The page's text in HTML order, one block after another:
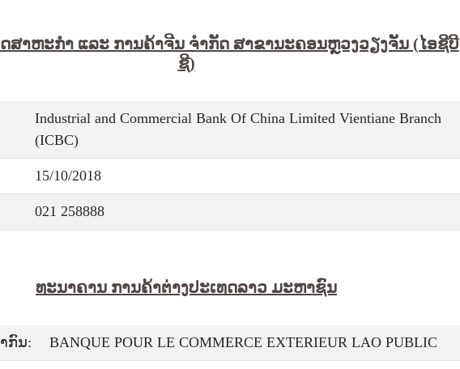
ສາຫະກຳ ແລະ ການຄ້າຈີນ ຈຳກັດ ສາຂານະຄອນຫຼວງວຽງຈັນ (ໄອຊີບີ
ຊີ)
Industrial and Commercial Bank Of China Limited Vientiane Branch
(ICBC)
15/10/2018
021 258888
ທະນາຄານ ການຄ້າຕ່າງປະເທດລາວ ມະຫາຊົນ
ກົນ: BANQUE POUR LE COMMERCE EXTERIEUR LAO PUBLIC